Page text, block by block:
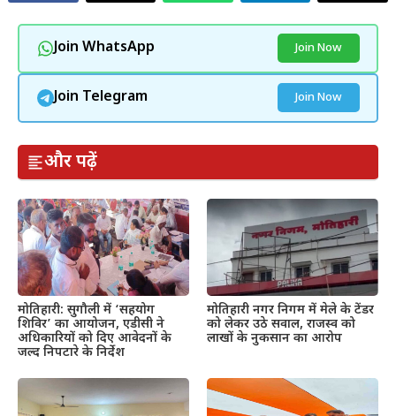
Join WhatsApp Join Now
Join Telegram Join Now
और पढ़ें
मोतिहारी: सुगौली में ‘सहयोग
शिविर’ का आयोजन, एडीसी ने
अधिकारियों को दिए आवेदनों के
जल्द निपटारे के निर्देश
मोतिहारी नगर निगम में मेले के टेंडर
को लेकर उठे सवाल, राजस्व को
लाखों के नुकसान का आरोप